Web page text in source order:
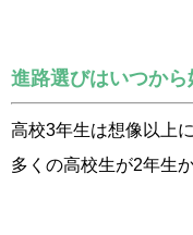
進路選びはいつから
高校3年生は想像以上に
多くの高校生が2年生